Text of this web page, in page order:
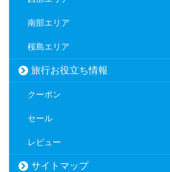
南部エリア
桜島エリア
旅行お役立ち情報
クーポン
セール
レビュー
サイトマップ